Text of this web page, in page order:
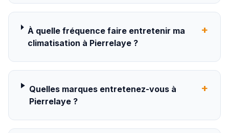
À quelle fréquence faire entretenir ma
climatisation à Pierrelaye ?
+
Quelles marques entretenez-vous à
Pierrelaye ?
+